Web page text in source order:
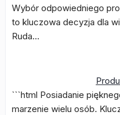
Wybór odpowiedniego
to kluczowa decyzja dla
Ruda…
```html Posiadanie
marzenie wielu osób.